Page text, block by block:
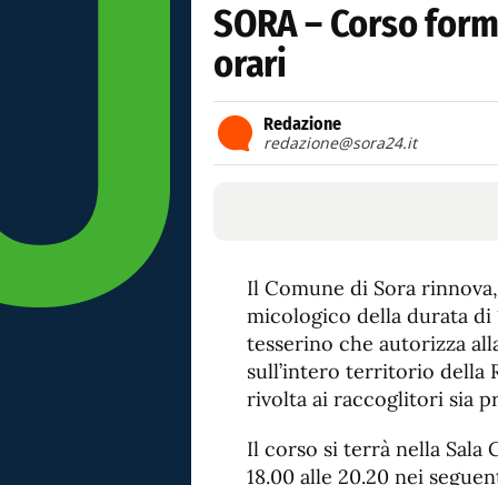
SORA – Corso
orari
Redazione
redazione@sora24.it
Il Comune di Sora
micologico della durata di
tesserino che autorizza
sull’intero territorio della
rivolta ai raccoglitori sia
Il corso si terrà nella Sala
18.00 alle 20.20 nei